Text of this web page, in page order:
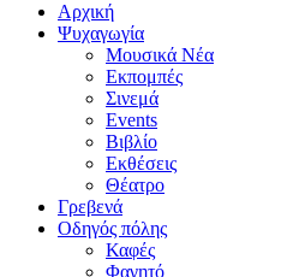
Αρχική
Ψυχαγωγία
Μουσικά Νέα
Εκπομπές
Σινεμά
Events
Βιβλίο
Εκθέσεις
Θέατρο
Γρεβενά
Οδηγός πόλης
Καφές
Φαγητό